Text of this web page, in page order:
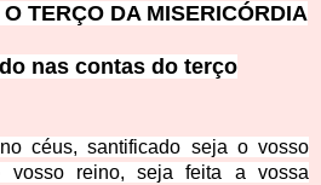
TERÇO DA MISERICÓRDIA
nas contas do terço
céus, santificado seja o vosso
reino, seja feita a vossa